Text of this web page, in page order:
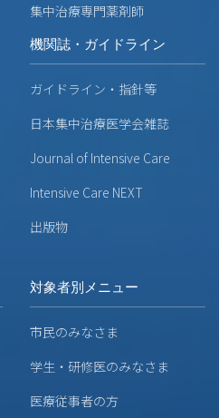
集中治療専門薬剤師
機関誌・ガイドライン
ガイドライン・指針等
日本集中治療医学会雑誌
Journal of Intensive Care
Intensive Care NEXT
出版物
対象者別メニュー
市民のみなさま
学生・研修医のみなさま
医療従事者の方